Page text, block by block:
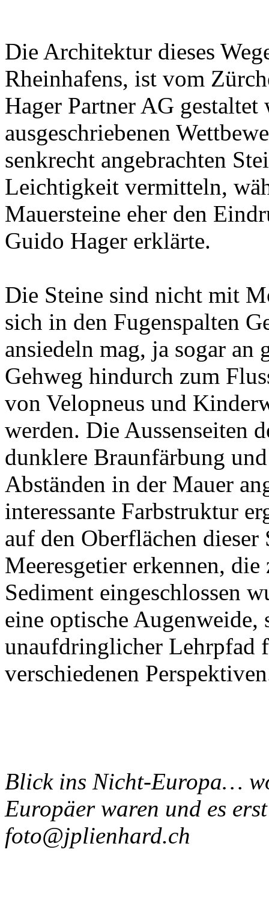
Die Architektur dieses
Rheinhafens, ist vom
Hager Partner AG
ausgeschriebenen
senkrecht angebrachten
Leichtigkeit vermitteln,
Mauersteine eher den
Guido Hager erklärte.
Die Steine sind nicht mit
sich in den Fugenspalten
ansiedeln mag, ja sogar an
Gehweg hindurch zum
von Velopneus und
werden. Die Aussenseiten
dunklere Braunfärbung
Abständen in der Mauer
interessante Farbstruktur
auf den Oberflächen
Meeresgetier erkennen,
Sediment eingeschlossen
eine optische Augenweide,
unaufdringlicher Lehrpfad
verschiedenen
Blick ins Nicht-Europa…
Europäer waren und es
foto@jplienhard.ch